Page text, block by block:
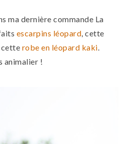
ma dernière commande La
escarpins léopard , cette
robe en léopard kaki
animalier !